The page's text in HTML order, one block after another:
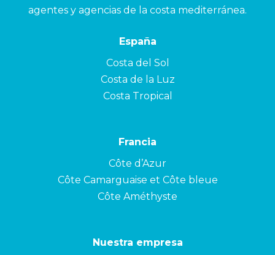
agentes y agencias de la costa mediterránea.
España
Costa del Sol
Costa de la Luz
Costa Tropical
Francia
Côte d’Azur
Côte Camarguaise et Côte bleue
Côte Améthyste
Nuestra empresa